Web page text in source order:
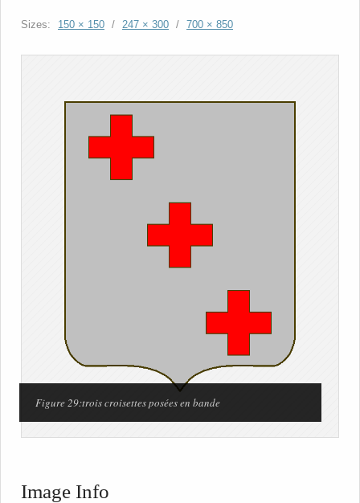
Sizes: 150 × 150 / 247 × 300 / 700 × 850
Figure 29:trois croisettes posées en bande
Image Info